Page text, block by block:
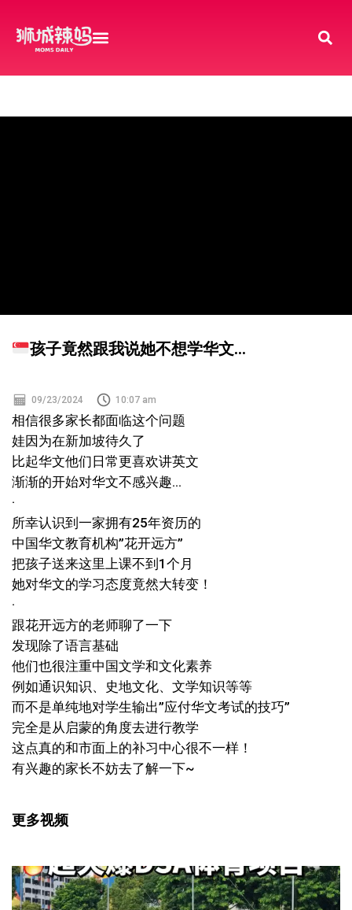
孩子竟然跟我说她不想学华文…
09/23/2024 10:07 am
相信很多家长都面临这个问题
娃因为在新加坡待久了
比起华文他们日常更喜欢讲英文
渐渐的开始对华文不感兴趣…
·
所幸认识到一家拥有25年资历的
中国华文教育机构”花开远方”
把孩子送来这里上课不到1个月
她对华文的学习态度竟然大转变！
·
跟花开远方的老师聊了一下
发现除了语言基础
他们也很注重中国文学和文化素养
例如通识知识、史地文化、文学知识等等
而不是单纯地对学生输出”应付华文考试的技巧”
完全是从启蒙的角度去进行教学
这点真的和市面上的补习中心很不一样！
有兴趣的家长不妨去了解一下~
更多视频